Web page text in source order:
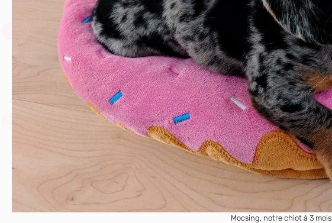
Mocsing, notre chiot à 3 mois